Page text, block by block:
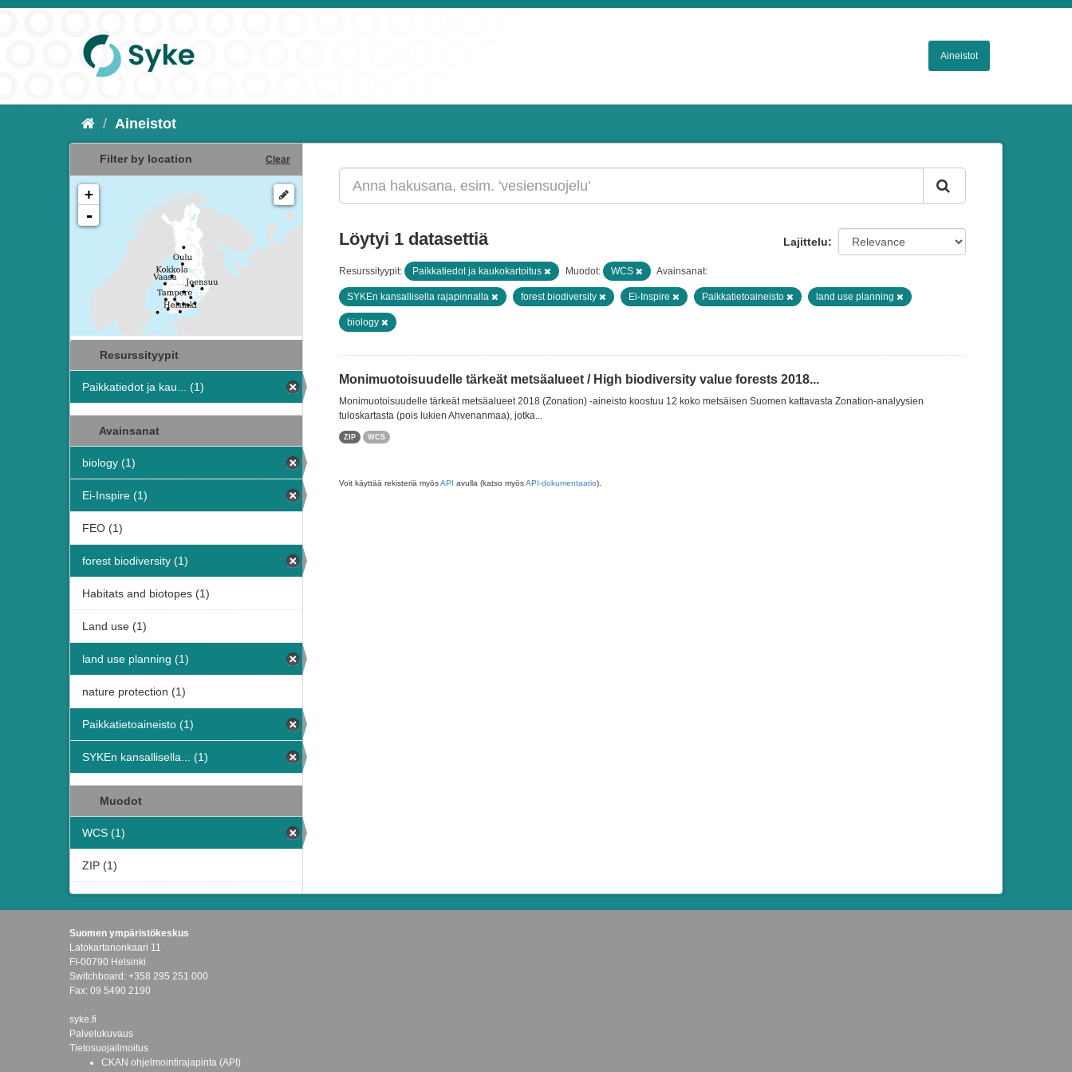
Aineistot
Aineistot
Filter by location Clear
+
-
Resurssityypit
Paikkatiedot ja kau... (1)
Avainsanat
biology (1)
Ei-Inspire (1)
FEO (1)
forest biodiversity (1)
Habitats and biotopes (1)
Land use (1)
land use planning (1)
nature protection (1)
Paikkatietoaineisto (1)
SYKEn kansallisella... (1)
Muodot
WCS (1)
ZIP (1)
Lajittelu
Löytyi 1 datasettiä
Resurssityypit: Paikkatiedot ja kaukokartoitus Muodot: WCS Avainsanat:
SYKEn kansallisella rajapinnalla forest biodiversity Ei-Inspire Paikkatietoaineisto land use planning
biology
Monimuotoisuudelle tärkeät metsäalueet / High biodiversity value forests 2018...
Monimuotoisuudelle tärkeät metsäalueet 2018 (Zonation) -aineisto koostuu 12 koko metsäisen Suomen kattavasta Zonation-analyysien
tuloskartasta (pois lukien Ahvenanmaa), jotka...
ZIP WCS
Voit käyttää rekisteriä myösAPI avulla (katso myösAPI-dokumentaatio).
Suomen ympäristökeskus
Latokartanonkaari 11
FI-00790 Helsinki
Switchboard: +358 295 251 000
Fax: 09 5490 2190
syke.fi
Palvelukuvaus
Tietosuojailmoitus
CKAN ohjelmointirajapinta (API)